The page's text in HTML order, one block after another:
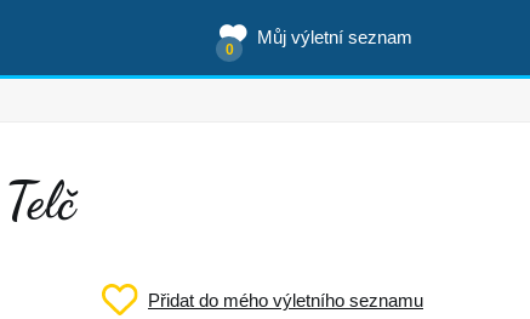
Můj výletní seznam
0
Přidat do mého výletního seznamu